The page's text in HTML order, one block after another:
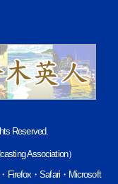
Reserved.
Association）
Firefox・Safari・Microsoft